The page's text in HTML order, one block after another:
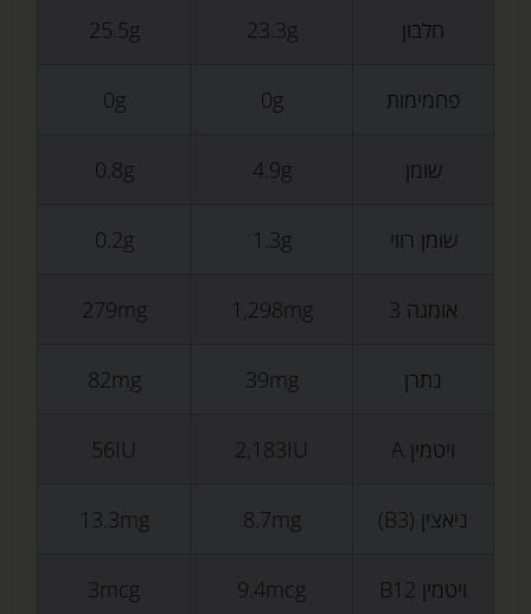
חלבון 23.3g
25.5g
פחמימות 0g
0g
שומן 4.9g
0.8g
שומן רווי 1.3g
0.2g
אומגה 3 1,298mg
279mg
נתרן 39mg
82mg
ויטמין A 2,183IU
56IU
ניאצין (B3) 8.7mg
13.3mg
ויטמין B12 9.4mcg
3mcg